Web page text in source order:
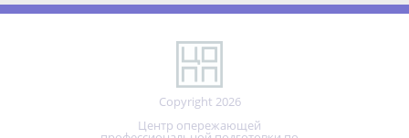
Copyright 2026
Центр опережающей
направлению ИКТ Тульской области
Реализовано на технологиях